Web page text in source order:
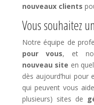
nouveaux clients
Vous souhaitez
Notre équipe de
pour vous, et
nouveau site en
dès aujourd’hui
qui peuvent vous
plusieurs) sites de